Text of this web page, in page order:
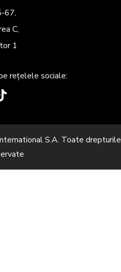
67,
C,
1
rețelele sociale:
S.A. Toate drepturile